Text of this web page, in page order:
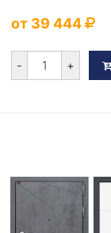
от 39 444
- +